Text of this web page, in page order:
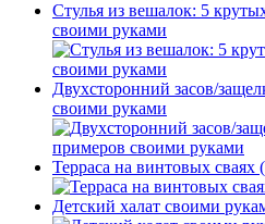
Стулья из вешалок: 5
своими руками
Двухсторонний засов/
своими руками
Терраса на винтовых
Детский халат своими